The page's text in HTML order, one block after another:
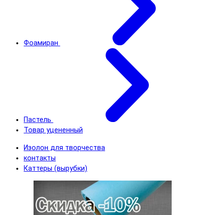
Фоамиран
Пастель
Товар уцененный
Изолон для творчества
контакты
Каттеры (вырубки)